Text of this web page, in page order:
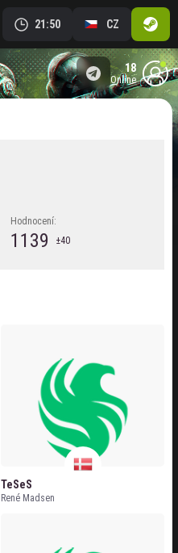
21:50 CZ
18
online
Hodnocení:
1139 ±40
TeSeS
René Madsen